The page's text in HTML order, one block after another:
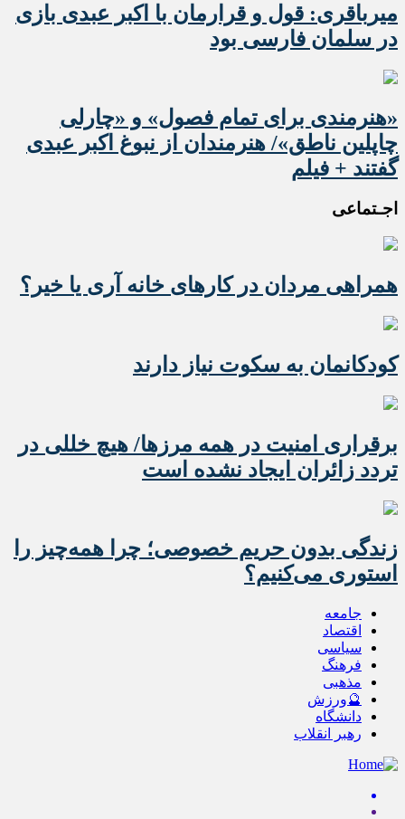
میرباقری: قول و قرارمان با اکبر عبدی بازی
در سلمان فارسی بود
«هنرمندی برای تمام فصول» و «چارلی
چاپلین ناطق»/ هنرمندان از نبوغ اکبر عبدی
گفتند + فیلم
اجـتماعی
همراهی مردان در کارهای خانه آری یا خیر؟
کودکانمان به سکوت نیاز دارند
برقراری امنیت در همه مرزها/ هیچ‌ خللی در
تردد زائران ایجاد نشده است
زندگی بدون حریم خصوصی؛ چرا همه‌چیز را
استوری می‌کنیم؟
جامعه
اقتصاد
سیاسی
فرهنگ
مذهبی
🔮ورزش
دانشگاه
رهبر انقلاب